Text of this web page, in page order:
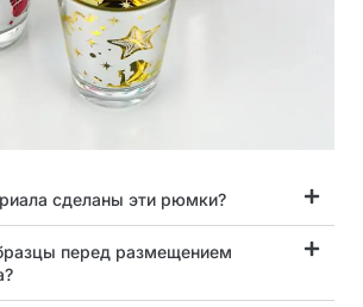
сделаны эти рюмки?
перед размещением